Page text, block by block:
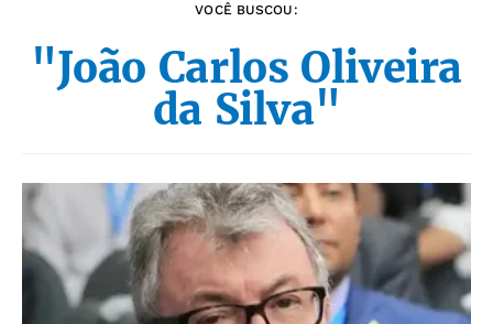
VOCÊ BUSCOU:
"João Carlos Oliveira
da Silva"